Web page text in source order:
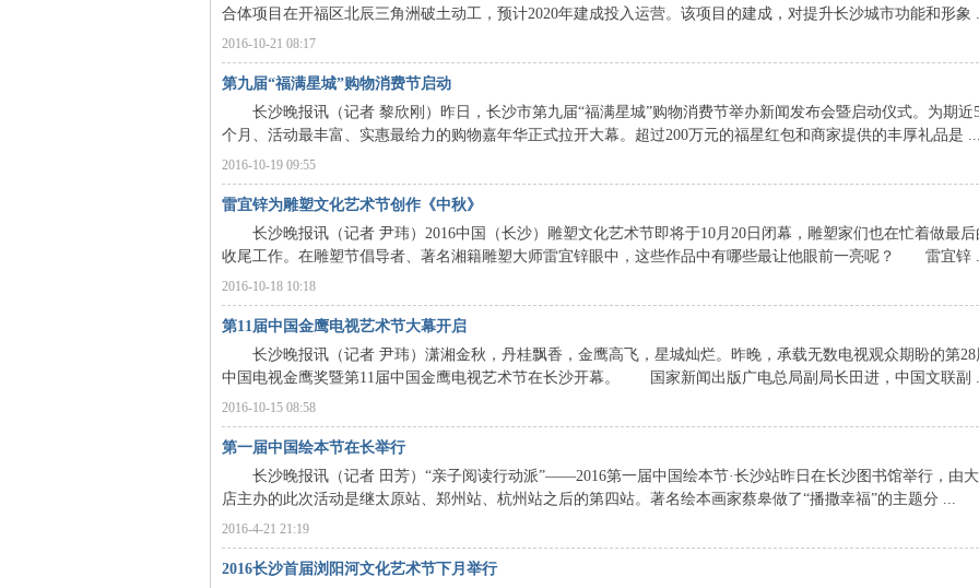
库
合体项目在开福区北辰三角洲破土动工，预计2020年建成投入运营。该项目的建成，对提升长沙城市功能和形象
2016-10-21 08:17
第九届“福满星城”购物消费节启动
长沙晚报讯（记者 黎欣刚）昨日，长沙市第九届“福满星城”购物消费节举办新闻发布会暨启动仪式。为期近
个月、活动最丰富、实惠最给力的购物嘉年华正式拉开大幕。超过200万元的福星红包和商家提供的丰厚礼品是 ...
2016-10-19 09:55
雷宜锌为雕塑文化艺术节创作《中秋》
长沙晚报讯（记者 尹玮）2016中国（长沙）雕塑文化艺术节即将于10月20日闭幕，雕塑家们也在忙着做最后
收尾工作。在雕塑节倡导者、著名湘籍雕塑大师雷宜锌眼中，这些作品中有哪些最让他眼前一亮呢？ 雷宜锌
2016-10-18 10:18
第11届中国金鹰电视艺术节大幕开启
长沙晚报讯（记者 尹玮）潇湘金秋，丹桂飘香，金鹰高飞，星城灿烂。昨晚，承载无数电视观众期盼的第28
中国电视金鹰奖暨第11届中国金鹰电视艺术节在长沙开幕。 国家新闻出版广电总局副局长田进，中国文联副
2016-10-15 08:58
第一届中国绘本节在长举行
长沙晚报讯（记者 田芳）“亲子阅读行动派”——2016第一届中国绘本节·长沙站昨日在长沙图书馆举行，由
店主办的此次活动是继太原站、郑州站、杭州站之后的第四站。著名绘本画家蔡皋做了“播撒幸福”的主题分 ...
2016-4-21 21:19
2016长沙首届浏阳河文化艺术节下月举行